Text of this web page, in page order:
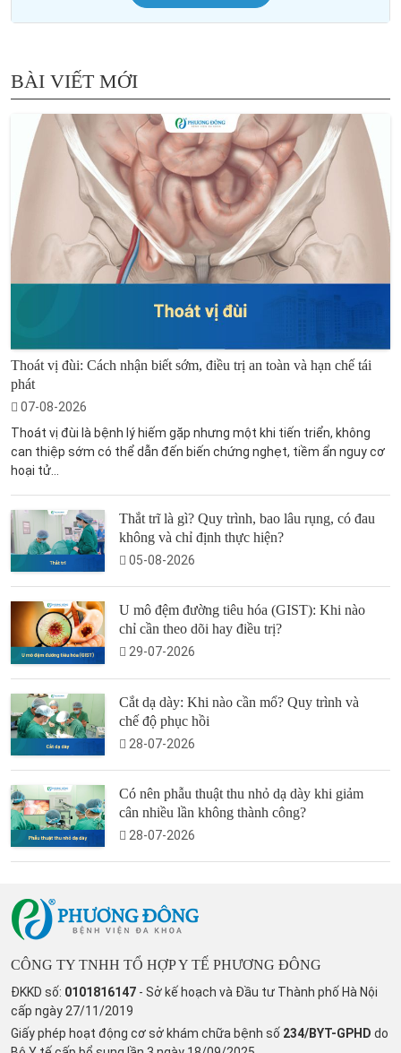
BÀI VIẾT MỚI
Thoát vị đùi: Cách nhận biết sớm, điều trị an toàn và hạn chế tái
phát
07-08-2026
Thoát vị đùi là bệnh lý hiếm gặp nhưng một khi tiến triển, không
can thiệp sớm có thể dẫn đến biến chứng nghẹt, tiềm ẩn nguy cơ
hoại tử...
Thắt trĩ là gì? Quy trình, bao lâu rụng, có đau
không và chỉ định thực hiện?
05-08-2026
U mô đệm đường tiêu hóa (GIST): Khi nào
chỉ cần theo dõi hay điều trị?
29-07-2026
Cắt dạ dày: Khi nào cần mổ? Quy trình và
chế độ phục hồi
28-07-2026
Có nên phẫu thuật thu nhỏ dạ dày khi giảm
cân nhiều lần không thành công?
28-07-2026
CÔNG TY TNHH TỔ HỢP Y TẾ PHƯƠNG ĐÔNG
ĐKKD số: 0101816147 - Sở kế hoạch và Đầu tư Thành phố Hà Nội
cấp ngày 27/11/2019
Giấy phép hoạt động cơ sở khám chữa bệnh số 234/BYT-GPHD do